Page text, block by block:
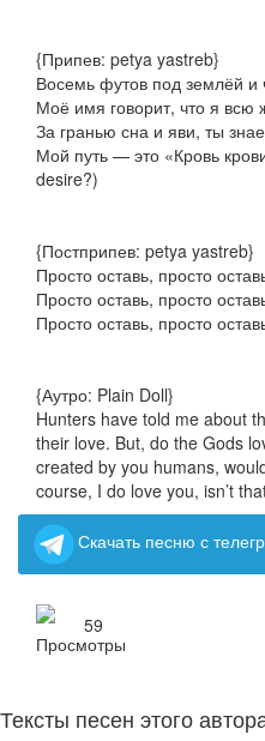
{Припев: ​​petya yastreb}
Восемь футов под землёй и
Моё имя говорит, что я всю
За гранью сна и яви, ты
Мой путь — это «Кровь
desire?)
{Постприпев: ​​petya yastreb}
Просто оставь, просто
Просто оставь, просто
Просто оставь, просто
{Аутро: Plain Doll}
Hunters have told me about
their love. But, do the Gods
created by you humans,
course, I do love you, isn’t
Скачать песню с
59
Тексты песен этого